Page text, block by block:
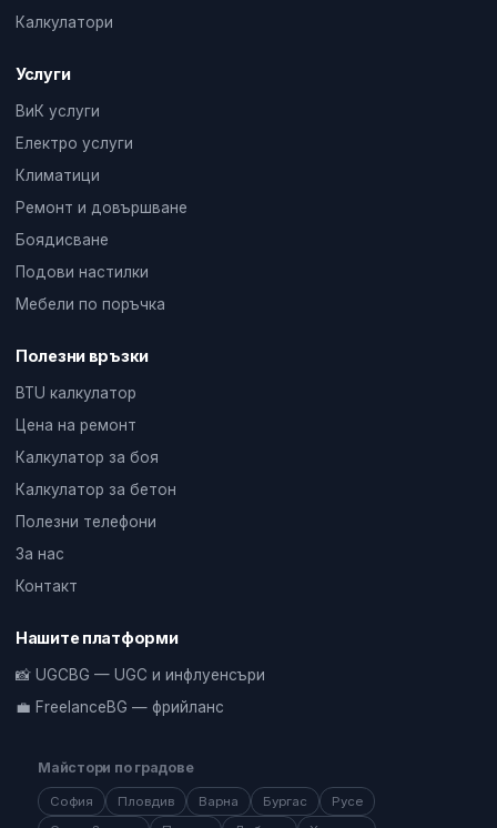
Калкулатори
Услуги
ВиК услуги
Електро услуги
Климатици
Ремонт и довършване
Боядисване
Подови настилки
Мебели по поръчка
Полезни връзки
BTU калкулатор
Цена на ремонт
Калкулатор за боя
Калкулатор за бетон
Полезни телефони
За нас
Контакт
Нашите платформи
📸 UGCBG — UGC и инфлуенсъри
💼 FreelanceBG — фрийланс
Майстори по градове
София Пловдив Варна Бургас
Русе